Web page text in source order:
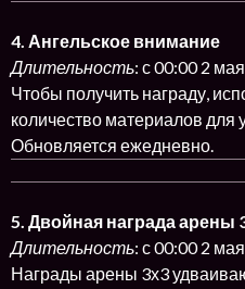
4. Ангельское внимание
Длительность: с 00:00 2
Чтобы получить награду,
количество материалов для
Обновляется ежедневно.
5. Двойная награда арены
Длительность: с 00:00 2
Награды арены 3х3